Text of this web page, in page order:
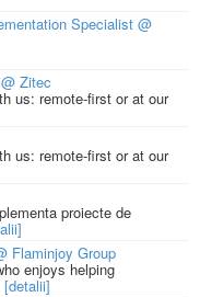
Specialist @
Zitec
us: remote-first or at our
us: remote-first or at our
proiecte de
Flaminjoy Group
enjoys helping
[detalii]